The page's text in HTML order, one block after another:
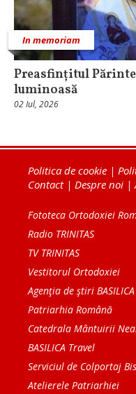
In memoriam
Preasfințitul
luminoasă
02 Iul, 2026
Politica de cookie |
Contact| Despre noi |
Fototeca Ortodoxiei
Radio TRINITAS
TV TRINITAS
Vestitorul Ortodoxiei
Agenţia de ştiri BASILICA
Patriarhia Română
Catedrala Mântuirii
BASILICA Travel
Serviciul de Colportaj
Atelierele Patriarhiei